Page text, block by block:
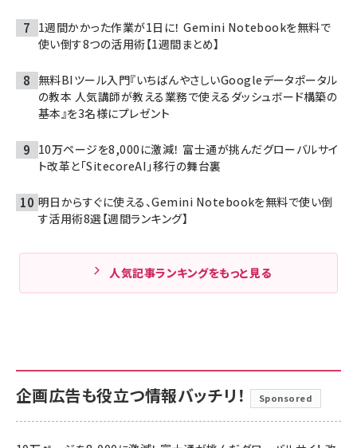
1週間かかった作業が1日に！ Gemini Notebookを無料で
使い倒す8つの活用術【1週間まとめ】
無料BIツール入門『いちばんやさしいGoogleデータポータル
の教本 人気講師が教える業務で使えるダッシュボード構築の
基本』を3名様にプレゼント
10万ページを8,000に激減！ 富士通が挑んだグローバルサイ
ト改革と「SitecoreAI」移行の舞台裏
明日からすぐに使える、Gemini Notebookを無料で使い倒
す活用術8選【週間ランキング】
人気記事ランキングをもっと見る
企画広告も役立つ情報バッチリ！ Sponsored